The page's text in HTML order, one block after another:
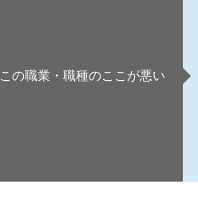
この職業・職種のここが悪い